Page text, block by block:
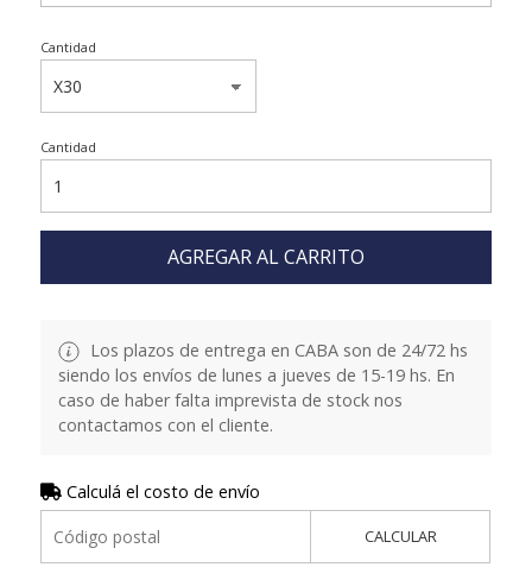
Cantidad
Cantidad
AGREGAR AL CARRITO
Los plazos de entrega en CABA son de 24/72 hs
siendo los envíos de lunes a jueves de 15-19 hs. En
caso de haber falta imprevista de stock nos
contactamos con el cliente.
Calculá el costo de envío
CALCULAR